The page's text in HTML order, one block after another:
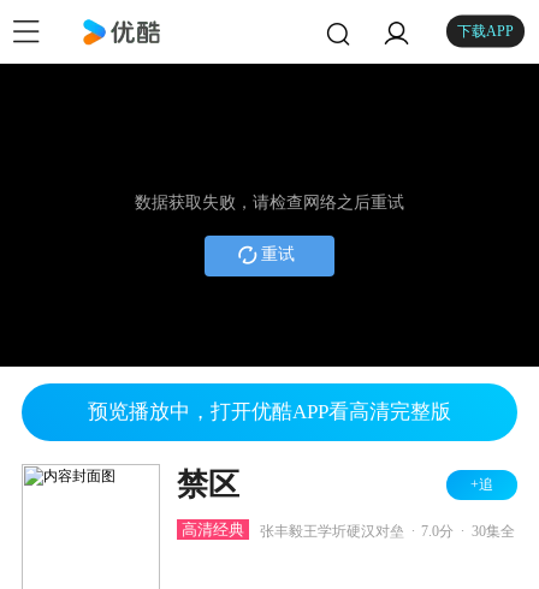
下载APP
数据获取失败，请检查网络之后重试
重试
预览播放中，打开优酷APP看高清完整版
禁区 +追
高清经典 张丰毅王学圻硬汉对垒 7.0分 30集全